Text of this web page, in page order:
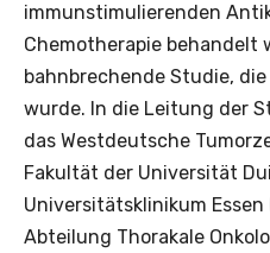
immunstimulierenden
Chemotherapie behandelt
bahnbrechende Studie, die
wurde. In die Leitung der
das Westdeutsche
Fakultät der Universität
Universitätsklinikum Essen
Abteilung Thorakale